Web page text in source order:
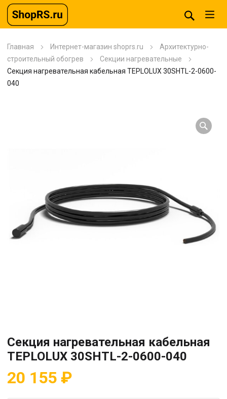
Главная Интернет-магазин shoprs.ru
Архитектурно-
строительный обогрев
Секции нагревательные
Секция нагревательная кабельная TEPLOLUX 30SHTL-2-0600-
040
Секция нагревательная кабельная
TEPLOLUX 30SHTL-2-0600-040
20 155 ₽